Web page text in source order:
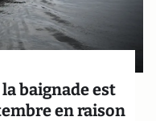
baignade est
en raison